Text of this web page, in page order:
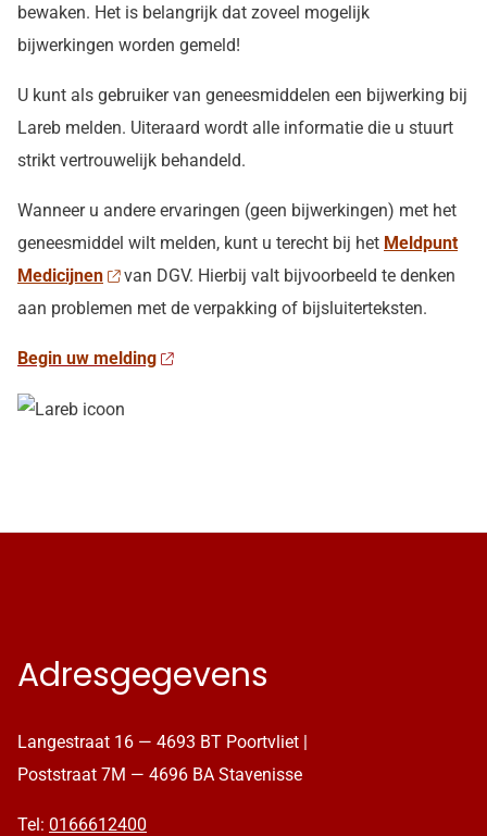
bewaken. Het is belangrijk dat zoveel mogelijk
bijwerkingen worden gemeld!
U kunt als gebruiker van geneesmiddelen een bijwerking bij
Lareb melden. Uiteraard wordt alle informatie die u stuurt
strikt vertrouwelijk behandeld.
Wanneer u andere ervaringen (geen bijwerkingen) met het
geneesmiddel wilt melden, kunt u terecht bij het Meldpunt
Medicijnen
van DGV. Hierbij valt bijvoorbeeld te denken
aan problemen met de verpakking of bijsluiterteksten.
Begin uw melding
Adresgegevens
Langestraat 16 — 4693 BT Poortvliet |
Poststraat 7M — 4696 BA Stavenisse
Tel: 0166612400